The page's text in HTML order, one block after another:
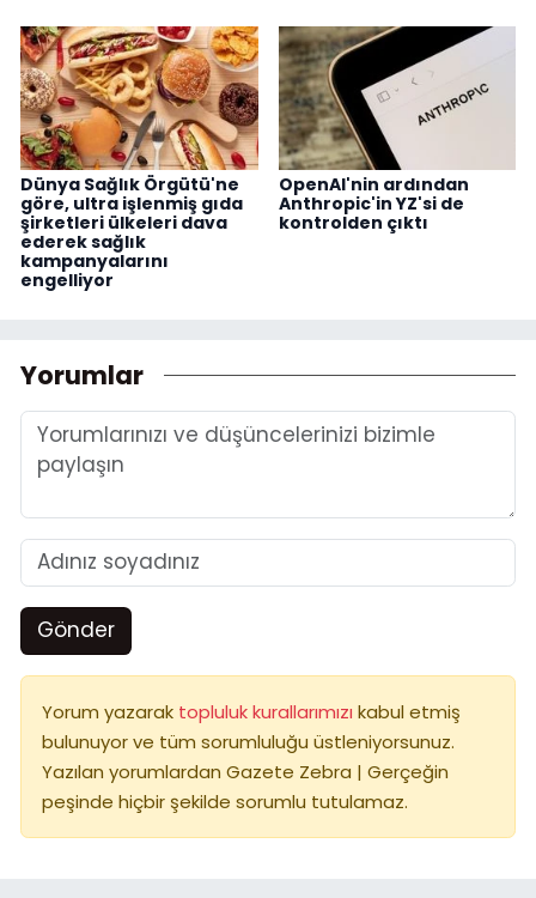
Dünya Sağlık Örgütü'ne
göre, ultra işlenmiş gıda
şirketleri ülkeleri dava
ederek sağlık
kampanyalarını
engelliyor
OpenAI'nin ardından
Anthropic'in YZ'si de
kontrolden çıktı
Yorumlar
Gönder
Yorum yazarak topluluk kurallarımızı kabul etmiş
bulunuyor ve tüm sorumluluğu üstleniyorsunuz.
Yazılan yorumlardan Gazete Zebra | Gerçeğin
peşinde hiçbir şekilde sorumlu tutulamaz.